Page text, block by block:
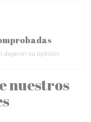
nuestros
dejaron su opinión